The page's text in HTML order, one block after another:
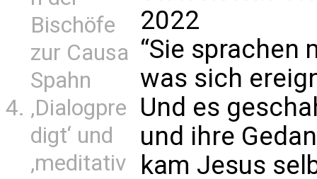
Bischöfe
zur Causa
Spahn
‚Dialogpre
digt‘ und
‚meditativ
2022
“Sie sprachen
was sich
Und es
und ihre
kam Jesus